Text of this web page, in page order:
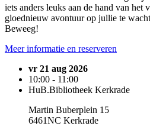
iets anders leuks aan de hand van het
gloednieuw avontuur op jullie te
Beweeg!
Meer informatie en reserveren
vr 21 aug 2026
10:00 - 11:00
HuB.Bibliotheek Kerkrade
Martin Buberplein 15
6461NC Kerkrade